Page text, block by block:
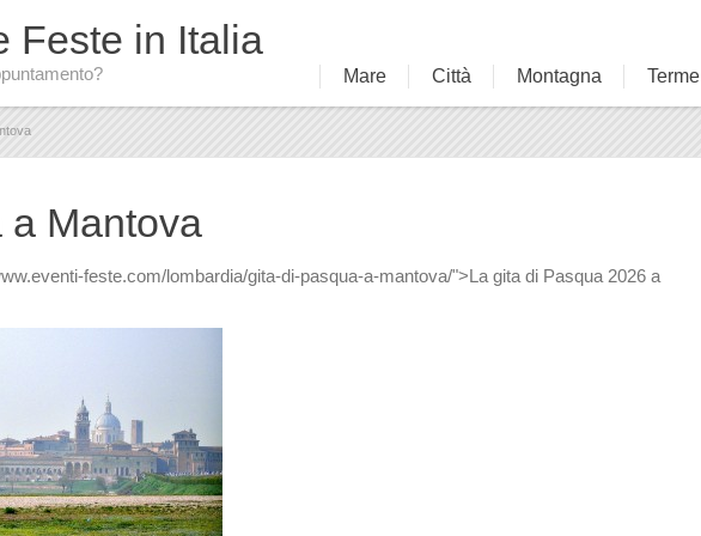
Feste in Italia
Mare Città Montagna Terme
a Mantova
feste.com/lombardia/gita-di-pasqua-a-mantova/">La gita di Pasqua 2026 a